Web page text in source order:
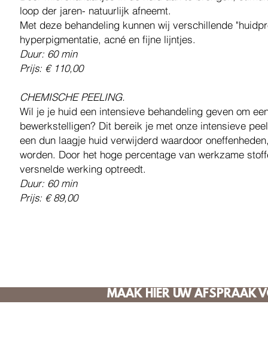
loop der jaren- natuurlijk afneemt.
Met deze behandeling kunnen wij verschillende
hyperpigmentatie, acné en fijne lijntjes.
Duur: 60 min
Prijs: € 110,00
CHEMISCHE PEELING.
Wil je je huid een intensieve behandeling geven om
bewerkstelligen? Dit bereik je met onze intensieve
een dun laagje huid verwijderd waardoor
worden. Door het hoge percentage van werkzame
versnelde werking optreedt.
Duur: 60 min
Prijs: € 89,00
MAAK HIER UW AFSPRAAK